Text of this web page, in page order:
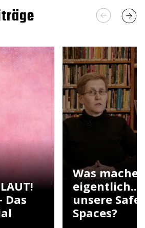
Das
Was
eigentlich...
unsere Safe
Spaces?